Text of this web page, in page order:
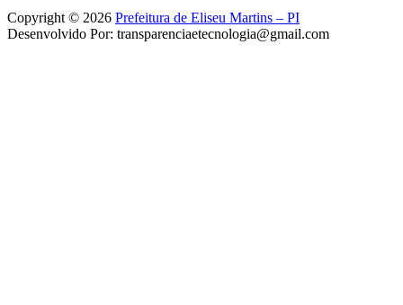
Copyright © 2026 Prefeitura de Eliseu Martins – PI
Desenvolvido Por: transparenciaetecnologia@gmail.com